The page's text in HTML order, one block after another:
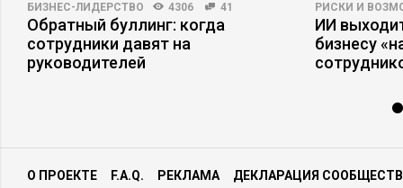
БИЗНЕС-ЛИДЕРСТВО 4306 41
Обратный буллинг: когда
сотрудники давят на
руководителей
РИСКИ И
ИИ
бизнесу
О ПРОЕКТЕ F.A.Q. РЕКЛАМА ДЕКЛАРАЦИЯ